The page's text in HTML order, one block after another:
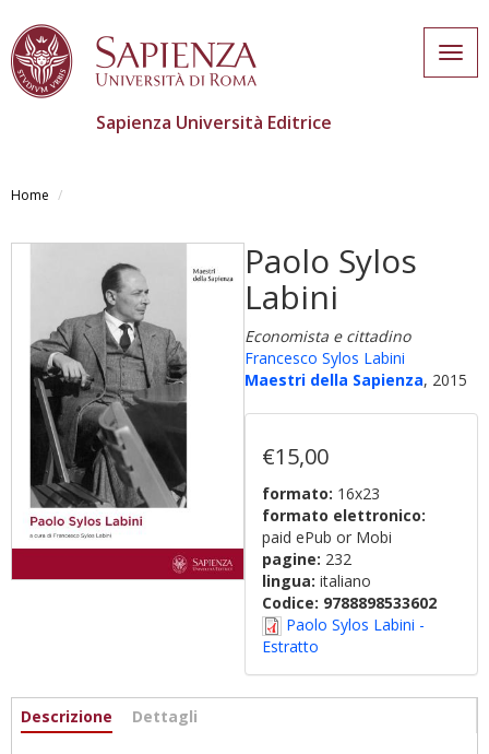
contenuto
Sapienza Università Editrice
Home
Paolo Sylos
Labini
Economista e cittadino
Francesco Sylos Labini
Maestri della Sapienza, 2015
€15,00
formato: 16x23
formato elettronico:
paid ePub or Mobi
pagine: 232
lingua: italiano
Codice: 9788898533602
Paolo Sylos Labini -
Estratto
Informazioni
Descrizione (scheda
Dettagli